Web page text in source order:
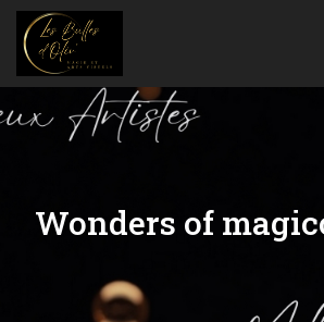
Wonders of